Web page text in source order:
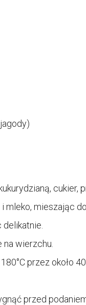
cukier,
mleko, mieszając
wierzchu.
przez około
przed